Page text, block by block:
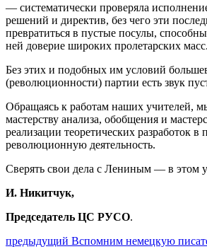
— систематически проверяла
решений и директив, без чего эти
превратиться в пустые посулы,
ней доверие широких пролетарских масс.
Без этих и подобных им условий
(революционности) партии есть звук
Обращаясь к работам наших учителей,
мастерству анализа, обобщения и
реализации теоретических разработок в
революционную деятельность.
Сверять свои дела с Лениным — в этом
И. Никитчук,
Председатель ЦС РУСО.
Навигация
предыдущий Предыдущий
Вспомним немецкую